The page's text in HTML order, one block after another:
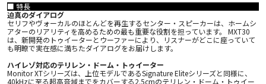
■ 特長
迫真のダイアログ
セリフやヴォーカルのほとんどを再生するセンター・スピーカーは、ホームシ
アターのリアリティを高めるための最も重要な役割を担っています。 MXT30
は、新開発のトゥイーターとウーファーにより、リスナーがどこに座っていて
も明瞭で実在感に満ちたダイアログをお届けします。
ハイレゾ対応のテリレン・ドーム・トゥイーター
Monitor XTシリーズは、上位モデルであるSignature Eliteシリーズと同様に、
40kHzに至る超高音域までをカバーする2.5cmのテリレン・ドーム・トゥイー